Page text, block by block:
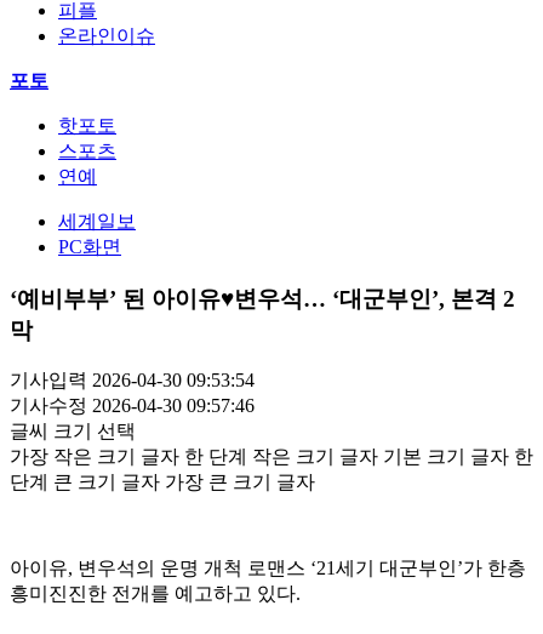
피플
온라인이슈
포토
핫포토
스포츠
연예
세계일보
PC화면
‘예비부부’ 된 아이유♥변우석… ‘대군부인’, 본격 2
막
기사입력 2026-04-30 09:53:54
기사수정 2026-04-30 09:57:46
글씨 크기 선택
가장 작은 크기 글자 한 단계 작은 크기 글자 기본 크기 글자 한
단계 큰 크기 글자 가장 큰 크기 글자
아이유, 변우석의 운명 개척 로맨스 ‘21세기 대군부인’가 한층
흥미진진한 전개를 예고하고 있다.